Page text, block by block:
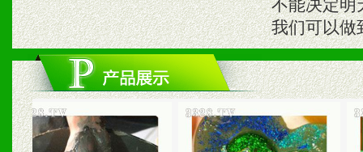
不能决定明
我们可以做